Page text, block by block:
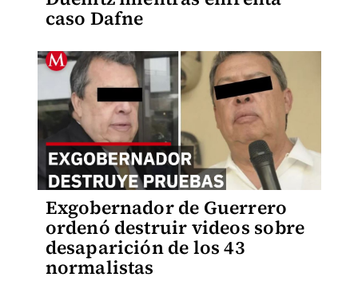
caso Dafne
Exgobernador de Guerrero
ordenó destruir videos sobre
desaparición de los 43
normalistas